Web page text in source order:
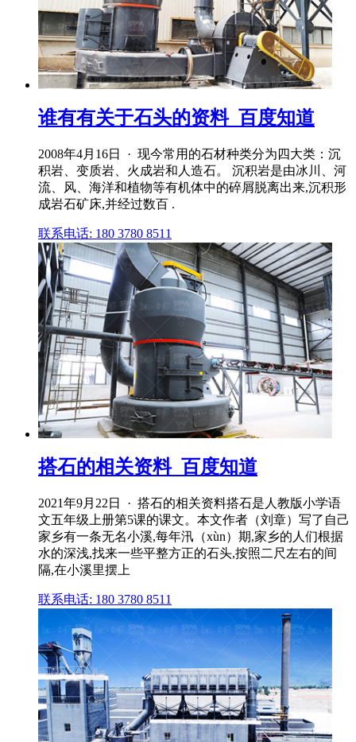
谁有有关于石头的资料_百度知道
2008年4月16日 · 现今常用的石材种类分为四大类：沉
积岩、变质岩、火成岩和人造石。 沉积岩是由冰川、河
流、风、海洋和植物等有机体中的碎屑脱离出来,沉积形
成岩石矿床,并经过数百 .
联系电话: 180 3780 8511
搭石的相关资料_百度知道
2021年9月22日 · 搭石的相关资料搭石是人教版小学语
文五年级上册第5课的课文。本文作者（刘章）写了自己
家乡有一条无名小溪,每年汛（xùn）期,家乡的人们根据
水的深浅,找来一些平整方正的石头,按照二尺左右的间
隔,在小溪里摆上
联系电话: 180 3780 8511